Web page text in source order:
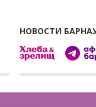
НОВОСТИ